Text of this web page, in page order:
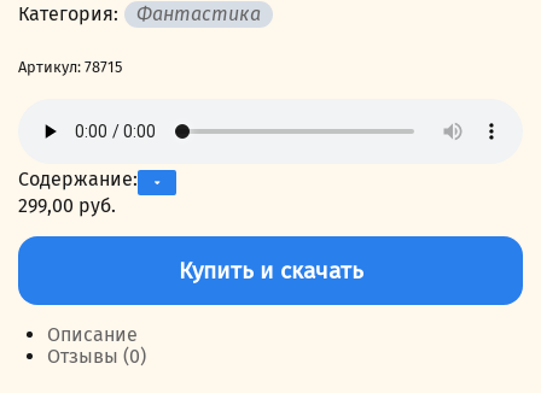
Категория: Фантастика
Артикул: 78715
Содержание:
299,00 руб.
Количество
Машина
желаний
и
другие
Купить и скачать
Описание
Отзывы (0)